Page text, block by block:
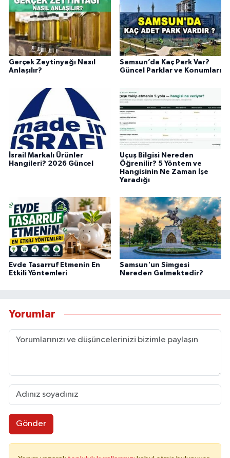
Gerçek Zeytinyağı Nasıl
Anlaşılır?
Samsun’da Kaç Park Var?
Güncel Parklar ve Konumları
İsrail Markalı Ürünler
Hangileri? 2026 Güncel
Uçuş Bilgisi Nereden
Öğrenilir? 5 Yöntem ve
Hangisinin Ne Zaman İşe
Yaradığı
Evde Tasarruf Etmenin En
Etkili Yöntemleri
Samsun'un Simgesi
Nereden Gelmektedir?
Yorumlar
Gönder